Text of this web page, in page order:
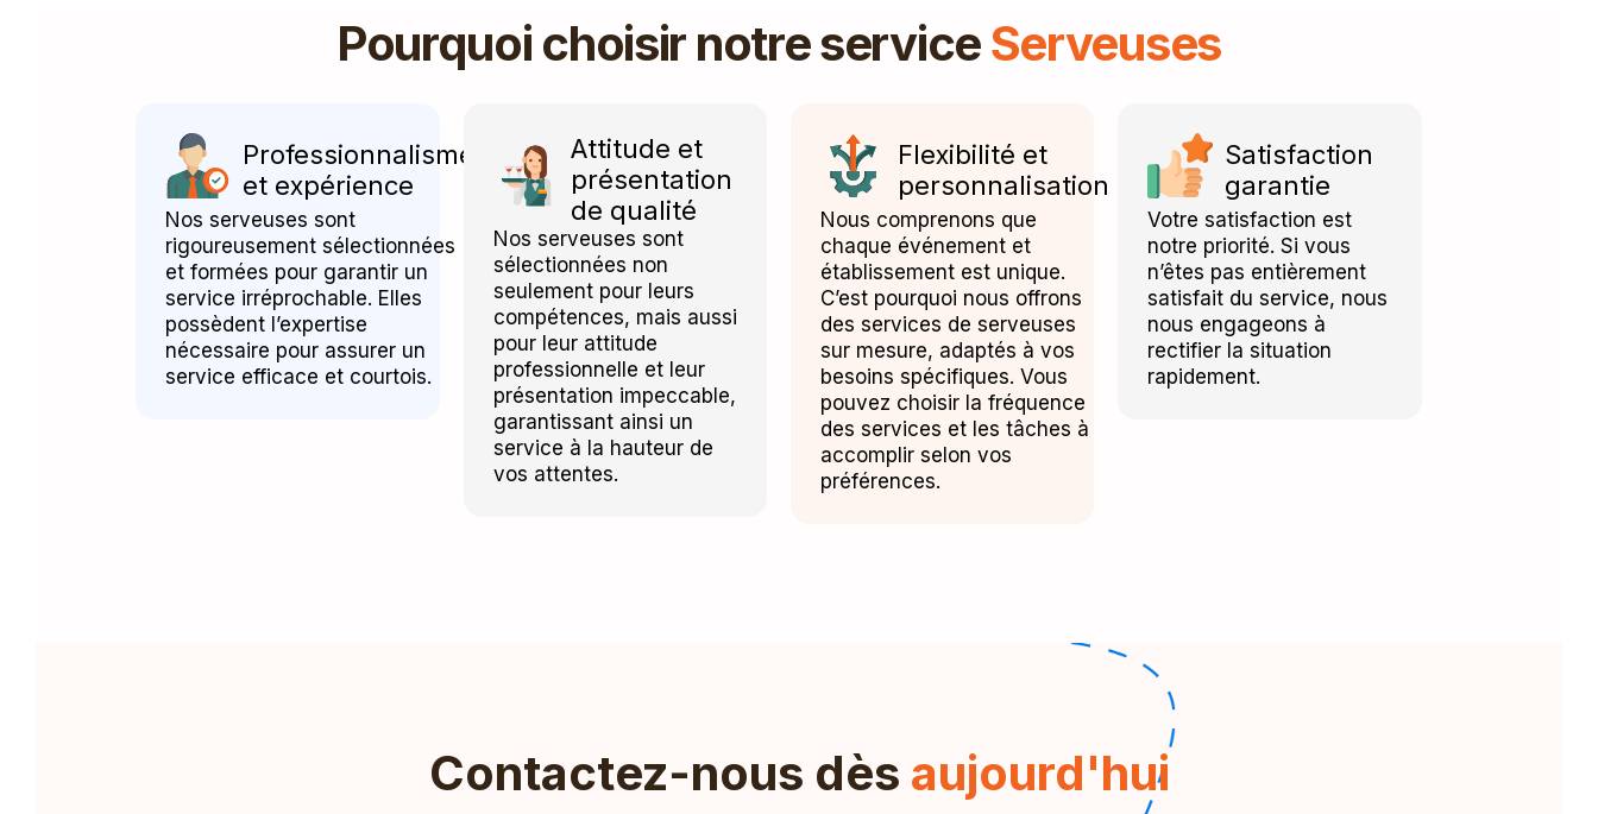
Pourquoi choisir notre serviceServeuses
Professionnalisme
et expérience
Nos serveuses sont
rigoureusement sélectionnées
et formées pour garantir un
service irréprochable. Elles
possèdent l’expertise
nécessaire pour assurer un
service efficace et courtois.
Attitude et
présentation
de qualité
Nos serveuses sont
sélectionnées non
seulement pour leurs
compétences, mais aussi
pour leur attitude
professionnelle et leur
présentation impeccable,
garantissant ainsi un
service à la hauteur de
vos attentes.
Flexibilité et
personnalisation
Nous comprenons que
chaque événement et
établissement est unique.
C’est pourquoi nous offrons
des services de serveuses
sur mesure, adaptés à vos
besoins spécifiques. Vous
pouvez choisir la fréquence
des services et les tâches à
accomplir selon vos
préférences.
Satisfaction
garantie
Votre satisfaction est
notre priorité. Si vous
n’êtes pas entièrement
satisfait du service, nous
nous engageons à
rectifier la situation
rapidement.
Contactez-nous dès aujourd'hui